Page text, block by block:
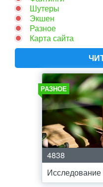
Шутеры
Экшен
Разное
Карта сайта
РАЗНОЕ
4838
Исследование